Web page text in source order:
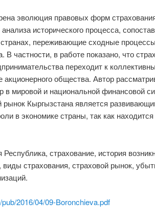
эволюция правовых форм
исторического процесса,
переживающие сходные процессы
частности, в работе показано, что
переходит к
общества. Автор
в мировой и национальной финансовой
рынок Кыргызстана является
в экономике страны, так как
Республика, страхование, история
страхования, страховой рынок,
2016/04/09-Boronchieva.pdf